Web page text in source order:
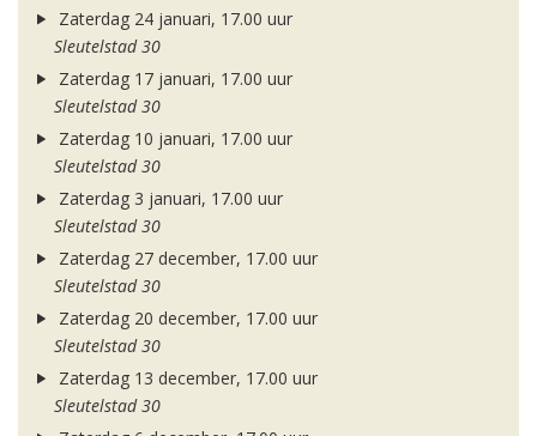
Zaterdag 24 januari, 17.00 uur
Sleutelstad 30
Zaterdag 17 januari, 17.00 uur
Sleutelstad 30
Zaterdag 10 januari, 17.00 uur
Sleutelstad 30
Zaterdag 3 januari, 17.00 uur
Sleutelstad 30
Zaterdag 27 december, 17.00 uur
Sleutelstad 30
Zaterdag 20 december, 17.00 uur
Sleutelstad 30
Zaterdag 13 december, 17.00 uur
Sleutelstad 30